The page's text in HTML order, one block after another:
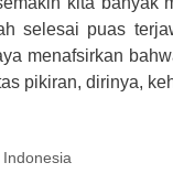
selesai puas
menafsirkan
pikiran, dirinya,